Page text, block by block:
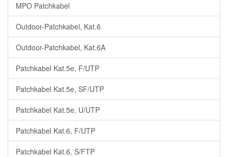
MPO Patchkabel
Outdoor-Patchkabel, Kat.6
Outdoor-Patchkabel, Kat.6A
Patchkabel Kat.5e, F/UTP
Patchkabel Kat.5e, SF/UTP
Patchkabel Kat.5e, U/UTP
Patchkabel Kat.6, F/UTP
Patchkabel Kat.6, S/FTP